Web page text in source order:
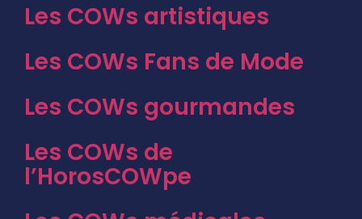
Les COWs artistiques
Les COWs Fans de Mode
Les COWs gourmandes
Les COWs de
l’HorosCOWpe